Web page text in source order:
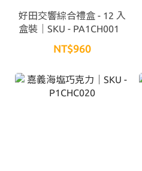
好田交響綜合禮盒 - 12 入
盒裝｜SKU - PA1CH001
NT$960